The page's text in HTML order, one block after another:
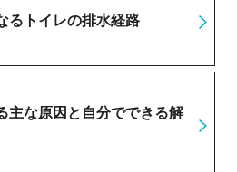
るトイレの排水経路
主な原因と自分でできる解